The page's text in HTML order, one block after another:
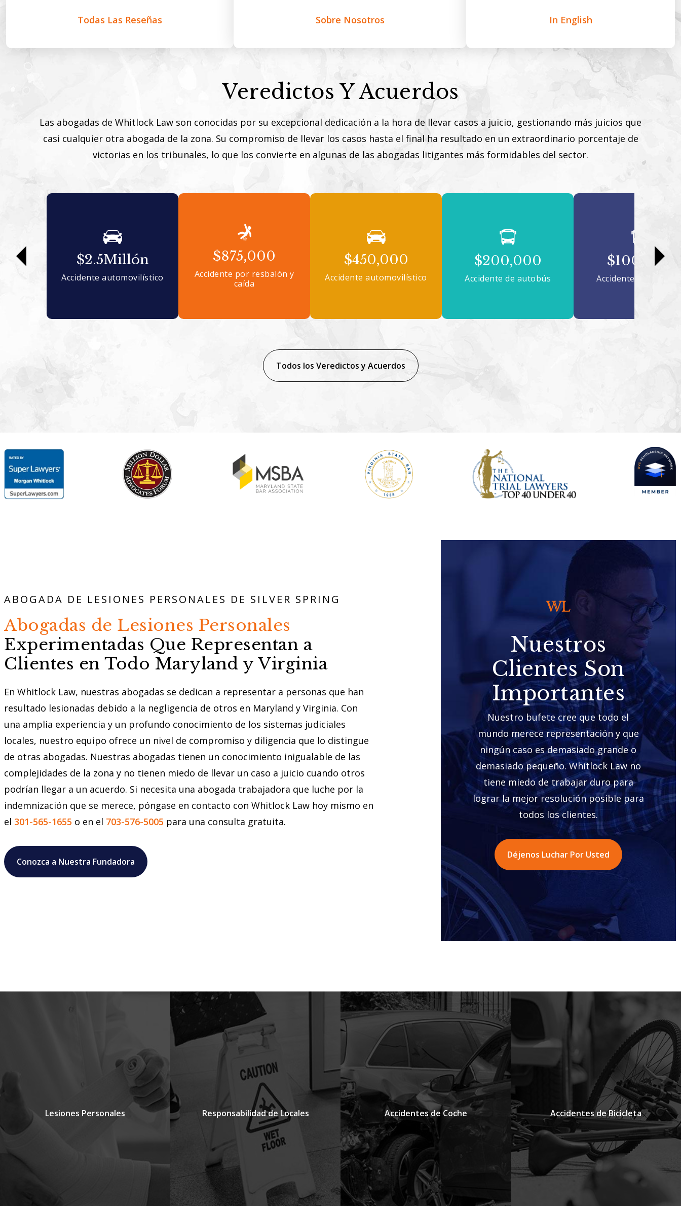
Todas Las Reseñas Sobre Nosotros In English
Veredictos Y Acuerdos
Las abogadas de Whitlock Law son conocidas por su excepcional dedicación a la hora de llevar casos a juicio, gestionando más juicios que
casi cualquier otra abogada de la zona. Su compromiso de llevar los casos hasta el final ha resultado en un extraordinario porcentaje de
victorias en los tribunales, lo que los convierte en algunas de las abogadas litigantes más formidables del sector.
$2.5Millón
Accidente automovilístico
$875,000
Accidente por resbalón y
caída
$450,000
Accidente automovilístico
$200,000
Accidente de autobús
$100,000
Accidente de
Todos los Veredictos y Acuerdos
ABOGADA DE LESIONES PERSONALES DE SILVER SPRING
Abogadas de Lesiones Personales
Experimentadas Que Representan a
Clientes en Todo Maryland y Virginia
En Whitlock Law, nuestras abogadas se dedican a representar a personas que han
resultado lesionadas debido a la negligencia de otros en Maryland y Virginia. Con
una amplia experiencia y un profundo conocimiento de los sistemas judiciales
locales, nuestro equipo ofrece un nivel de compromiso y diligencia que lo distingue
de otras abogadas. Nuestras abogadas tienen un conocimiento inigualable de las
complejidades de la zona y no tienen miedo de llevar un caso a juicio cuando otros
podrían llegar a un acuerdo. Si necesita una abogada trabajadora que luche por la
indemnización que se merece, póngase en contacto con Whitlock Law hoy mismo en
el 301-565-1655 o en el 703-576-5005 para una consulta gratuita.
Conozca a Nuestra Fundadora
Nuestros
Clientes Son
Importantes
Nuestro bufete cree que todo el
mundo merece representación y que
ningún caso es demasiado grande o
demasiado pequeño. Whitlock Law no
tiene miedo de trabajar duro para
lograr la mejor resolución posible para
todos los clientes.
Déjenos Luchar Por Usted
Lesiones Personales Responsabilidad de Locales Accidentes de Coche Accidentes de Bicicleta